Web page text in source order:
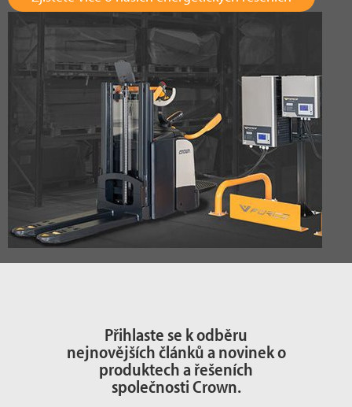
Přihlaste se k odběru
nejnovějších článků a novinek o
produktech a řešeních
společnosti Crown.